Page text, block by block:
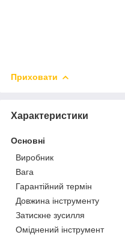
Приховати
Характеристики
Основні
Виробник
Вага
Гарантійний термін
Довжина інструменту
Затискне зусилля
Оміднений інструмент